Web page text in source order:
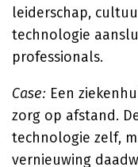
leiderschap,
technologie
professionals.
Case: Een
zorg op afstand.
technologie zelf,
vernieuwing